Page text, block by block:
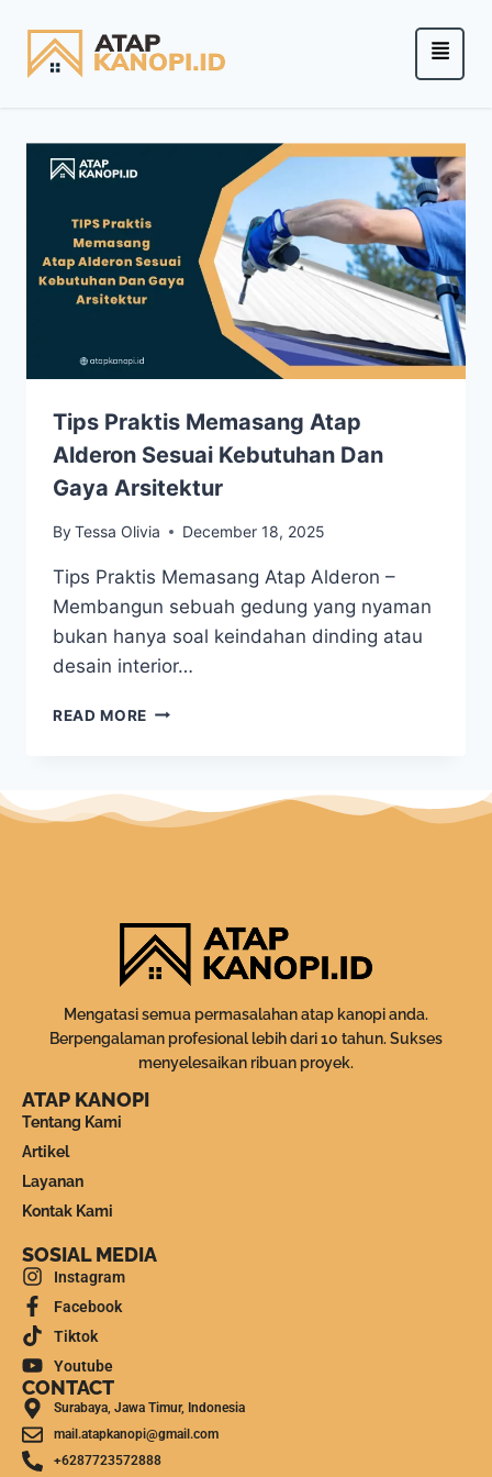
Tips Praktis Memasang Atap
Alderon Sesuai Kebutuhan Dan
Gaya Arsitektur
ByTessa Olivia December 18, 2025
Tips Praktis Memasang Atap Alderon –
Membangun sebuah gedung yang nyaman
bukan hanya soal keindahan dinding atau
desain interior…
READ MORE
Mengatasi semua permasalahan atap kanopi anda.
Berpengalaman profesional lebih dari 10 tahun. Sukses
menyelesaikan ribuan proyek.
ATAP KANOPI
Tentang Kami
Artikel
Layanan
Kontak Kami
SOSIAL MEDIA
Instagram
Facebook
Tiktok
Youtube
CONTACT
Surabaya, Jawa Timur, Indonesia
mail.atapkanopi@gmail.com
+6287723572888